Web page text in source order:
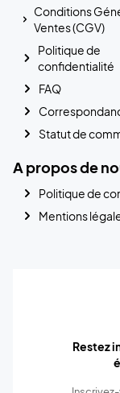
Conditions
Ventes (CGV)
Politique de
confidentialité
FAQ
Statut de
A propos de
Politique de
Mentions
Restez